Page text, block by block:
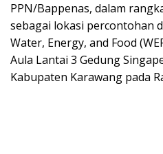
PPN/Bappenas, dalam
sebagai lokasi percontohan
Water, Energy, and Food
Aula Lantai 3 Gedung
Kabupaten Karawang pada